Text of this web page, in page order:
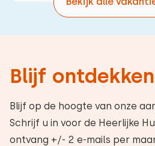
Blijf ontdekken
Blijf op de hoogte van onze
Schrijf u in voor de Heerlijke
ontvang +/- 2 e-mails per